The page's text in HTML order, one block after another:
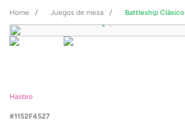
Juegos de mesa Battleship Clásico
Hasbro
1152F4527